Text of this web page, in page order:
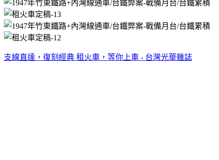
支線直達，復刻經典 租火車，等你上車 - 台灣光華雜誌